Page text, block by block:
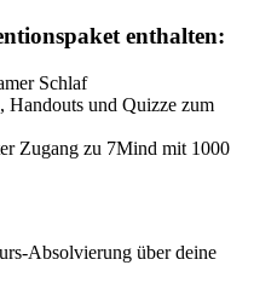
enthalten:
Schlaf
Handouts und Quizze zum
Zugang zu 7Mind mit 1000
Absolvierung über deine